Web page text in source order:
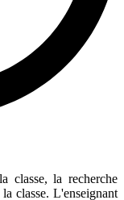
classe, la recherche
classe. L'enseignant